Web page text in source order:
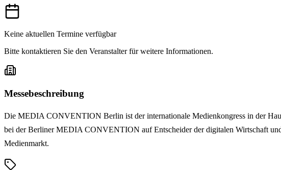
Keine aktuellen Termine verfügbar
Bitte kontaktieren Sie den Veranstalter für weitere Informationen.
Messebeschreibung
Die MEDIA CONVENTION Berlin ist der internationale Medienkongress in der
bei der Berliner MEDIA CONVENTION auf Entscheider der digitalen Wirtschaft
Medienmarkt.